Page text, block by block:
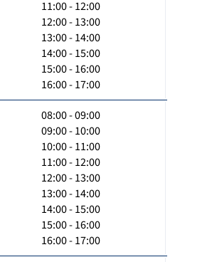
11:00 - 12:00
12:00 - 13:00
13:00 - 14:00
14:00 - 15:00
15:00 - 16:00
16:00 - 17:00
08:00 - 09:00
09:00 - 10:00
10:00 - 11:00
11:00 - 12:00
12:00 - 13:00
13:00 - 14:00
14:00 - 15:00
15:00 - 16:00
16:00 - 17:00